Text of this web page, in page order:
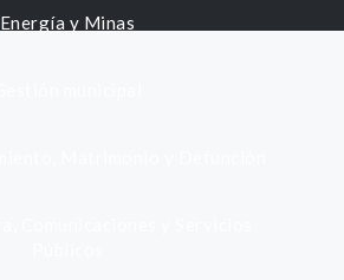
Energía y Minas